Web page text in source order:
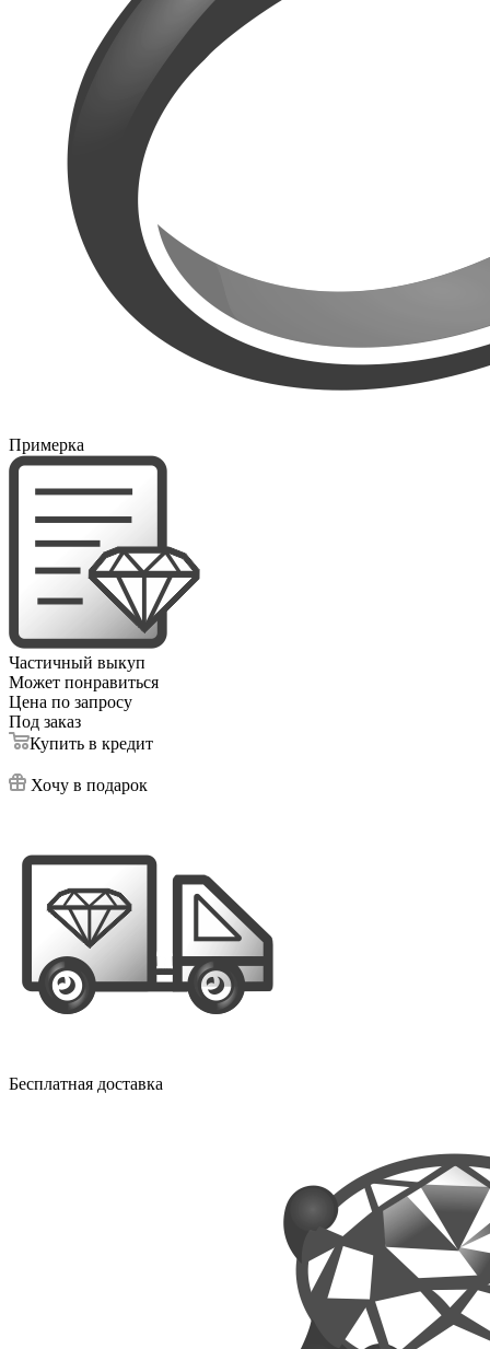
Примерка
Частичный выкуп
Может понравиться
Цена по запросу
Под заказ
Купить в кредит
Хочу в подарок
Бесплатная доставка